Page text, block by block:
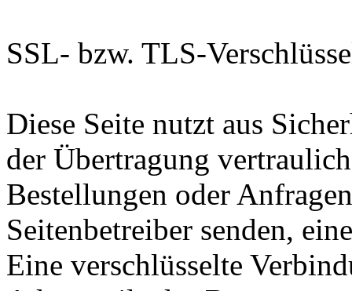
SSL- bzw. TLS-
Diese Seite nutzt aus
der Übertragung
Bestellungen oder
Seitenbetreiber senden,
Eine verschlüsselte